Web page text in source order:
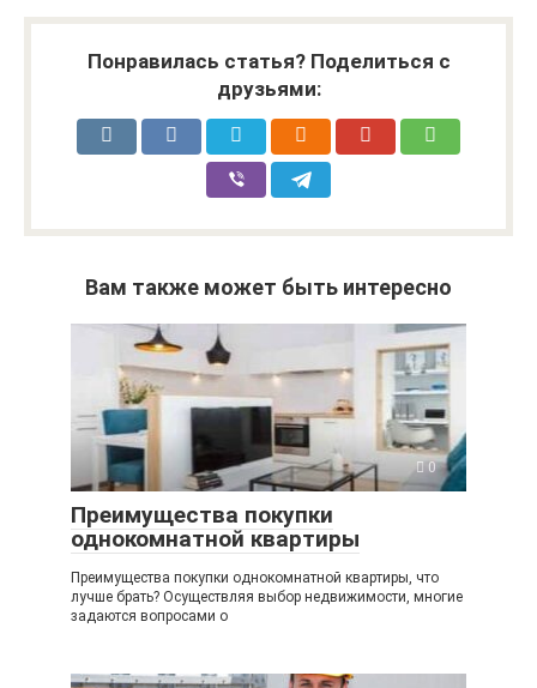
Понравилась статья? Поделиться с
друзьями:
Вам также может быть интересно
0
Преимущества покупки
однокомнатной квартиры
Преимущества покупки однокомнатной квартиры, что
лучше брать? Осуществляя выбор недвижимости, многие
задаются вопросами о